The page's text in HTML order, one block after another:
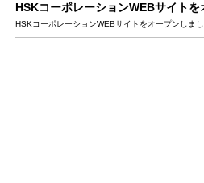
HSKコーポレーションWEBサイトを
HSKコーポレーションWEBサイトをオープンしま